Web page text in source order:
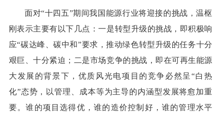
面对“十四五”期间我国能源行业将迎接的挑战，温枢
刚表示主要有以下几点：一是转型升级的挑战，即积极响
应“碳达峰、碳中和”要求，推动绿色转型升级的任务十分
艰巨、十分紧迫；二是市场竞争的挑战，即在可再生能源
大发展的背景下，优质风光电项目的竞争必然呈“白热
化”态势，以管理、成本等为主导的内涵型发展将愈加重
要。谁的项目选得优，谁的造价控制好，谁的管理水平